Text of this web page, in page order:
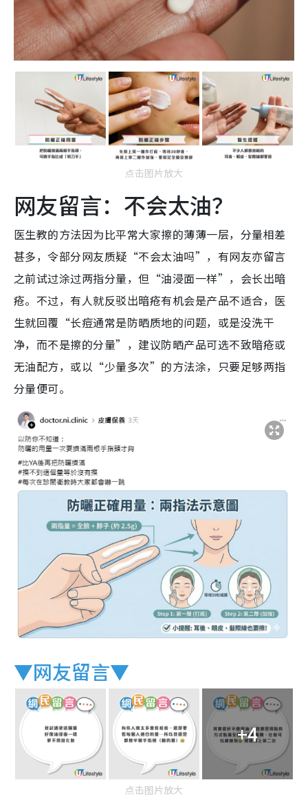
点击图片放大
网友留言：不会太油？
医生教的方法因为比平常大家擦的薄薄一层，分量相差
甚多，令部分网友质疑“不会太油吗”，有网友亦留言
之前试过涂过两指分量，但“油浸面一样”，会长出暗
疮。不过，有人就反驳出暗疮有机会是产品不适合，医
生就回覆“长痘通常是防晒质地的问题，或是没洗干
净，而不是擦的分量”，建议防晒产品可选不致暗疮或
无油配方，或以“少量多次”的方法涂，只要足够两指
分量便可。
▼网友留言▼
+4
点击图片放大